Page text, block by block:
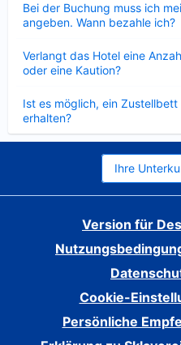
Bei der Buchung muss ich
angeben. Wann bezahle ich?
Verlangt das Hotel eine
oder eine Kaution?
Ist es möglich, ein
erhalten?
Ihre
Version für
Cookie-
Persönliche